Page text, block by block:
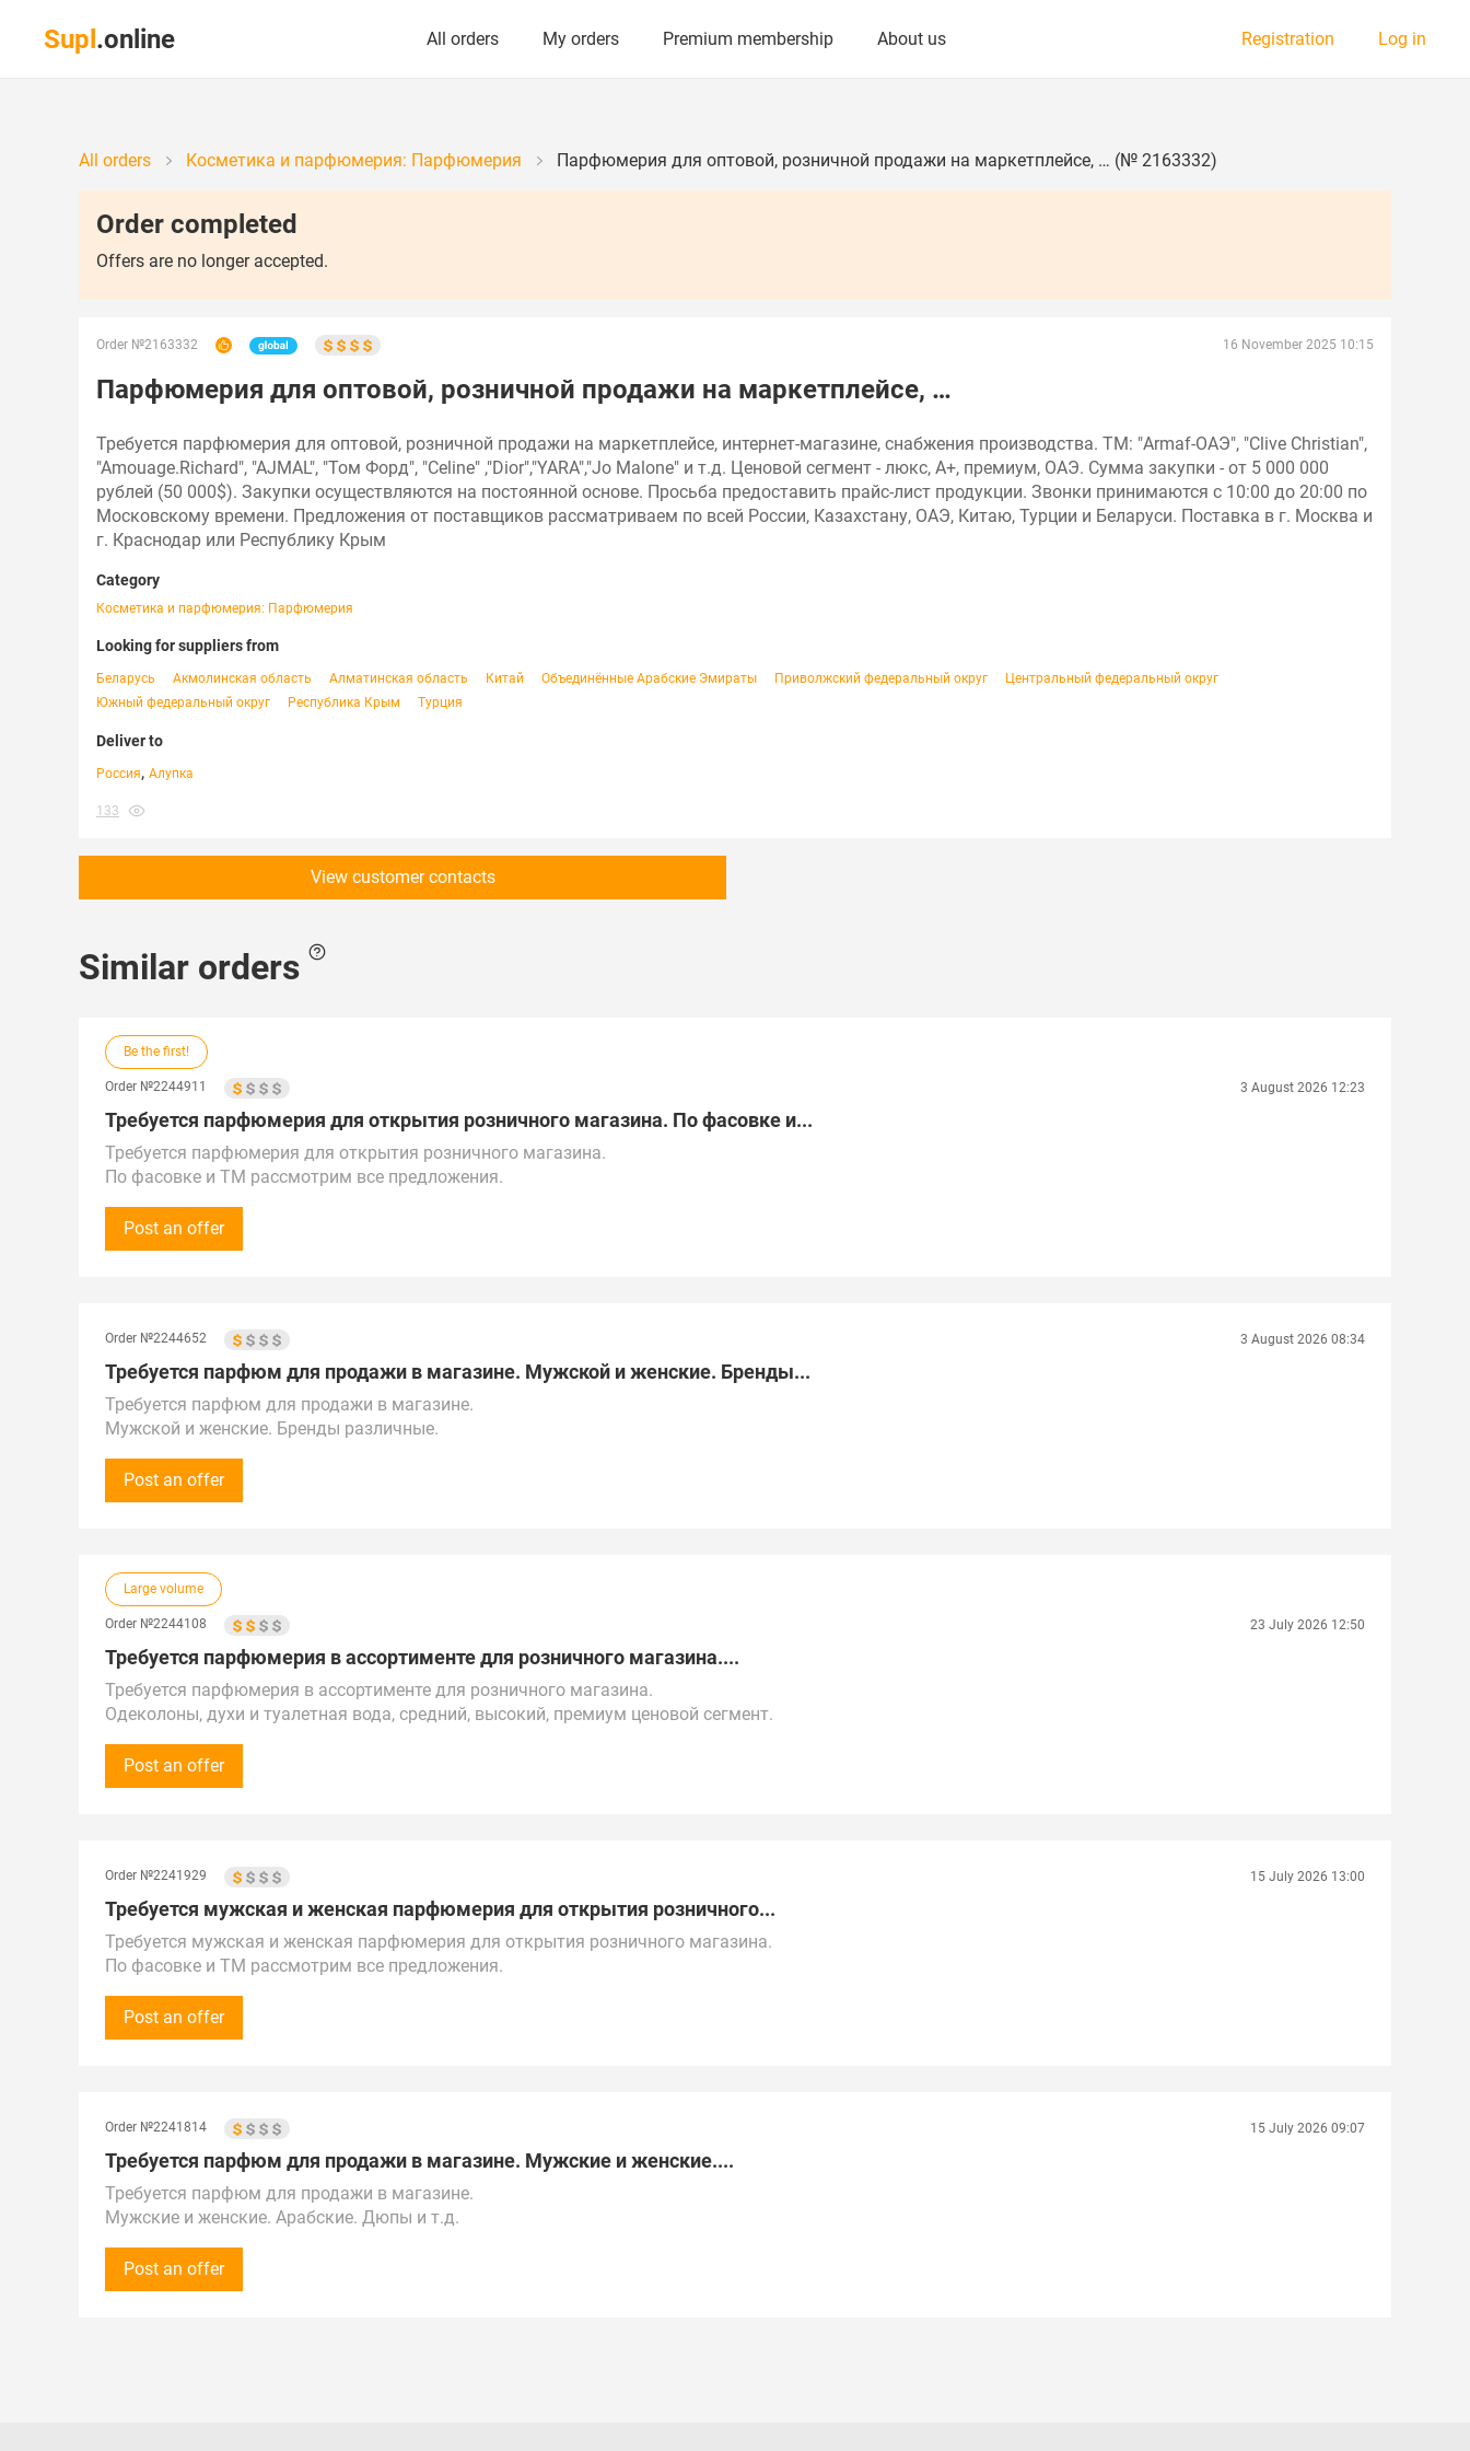
Supl.online All orders My orders Premium membership About us Registration Log in
All orders Косметика и парфюмерия: Парфюмерия Парфюмерия для оптовой, розничной продажи на маркетплейсе, … (№ 2163332)
Order completed
Offers are no longer accepted.
Order №2163332 16 November 2025 10:15
Парфюмерия для оптовой, розничной продажи на маркетплейсе, …
Требуется парфюмерия для оптовой, розничной продажи на маркетплейсе, интернет-магазине, снабжения производства. ТМ: "Armaf-OAЭ", "Clive Christian",
"Amouage.Richard", "AJMAL", "Том Форд", "Celine" ,"Dior","YARA","Jo Malone" и т.д. Ценовой сегмент - люкс, А+, премиум, ОАЭ. Сумма закупки - от 5 000 000
рублей (50 000$). Закупки осуществляются на постоянной основе. Просьба предоставить прайс-лист продукции. Звонки принимаются с 10:00 до 20:00 по
Московскому времени. Предложения от поставщиков рассматриваем по всей России, Казахстану, ОАЭ, Китаю, Турции и Беларуси. Поставка в г. Москва и
г. Краснодар или Республику Крым
Category
Косметика и парфюмерия: Парфюмерия
Looking for suppliers from
Беларусь Акмолинская область Алматинская область Китай Объединённые Арабские Эмираты Приволжский федеральный округ
Центральный федеральный округ
Южный федеральный округ
Республика Крым Турция
Deliver to
Россия, Алупка
133
View customer contacts
Similar orders
Be the first!
Order №2244911 3 August 2026 12:23
Требуется парфюмерия для открытия розничного магазина. По фасовке и...
Требуется парфюмерия для открытия розничного магазина.
По фасовке и TM рассмотрим все предложения.
Предложения от поставщиков рассмотрим по всей России, Казахстану, Китаю, ОАЭ, Турции и
Беларуси.
Post an offer
Order №2244652 3 August 2026 08:34
Требуется парфюм для продажи в магазине. Мужской и женские. Бренды...
Требуется парфюм для продажи в магазине.
Мужской и женские. Бренды различные.
Закупки осуществляются на постоянной основе.
Предложения от поставщиков рассматриваем по всей России, Казахстану, ОАЭ, Китаю, Турции и
Post an offer
Large volume
Order №2244108 23 July 2026 12:50
Требуется парфюмерия в ассортименте для розничного магазина....
Требуется парфюмерия в ассортименте для розничного магазина.
Одеколоны, духи и туалетная вода, средний, высокий, премиум ценовой сегмент.
Звонки принимаем с 8:00 до 22:00 по Москве.
Предложения от поставщиков рассмотрим по РФ, Китаю, Республике Беларусь, Турции, ОАЭ и
Post an offer
Order №2241929 15 July 2026 13:00
Требуется мужская и женская парфюмерия для открытия розничного...
Требуется мужская и женская парфюмерия для открытия розничного магазина.
По фасовке и TM рассмотрим все предложения.
Беларуси.
Поставка в г. Зеленодольск
Post an offer
Order №2241814 15 July 2026 09:07
Требуется парфюм для продажи в магазине. Мужские и женские....
Требуется парфюм для продажи в магазине.
Мужские и женские. Арабские. Дюпы и т.д.
Закупки осуществляются на постоянной основе.
Готовы принимать звонки с 10:00 до 23:00 по местному времени.
Post an offer